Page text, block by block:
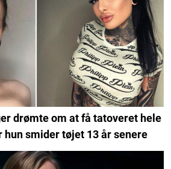
drømte om at få tatoveret hele
hun smider tøjet 13 år senere